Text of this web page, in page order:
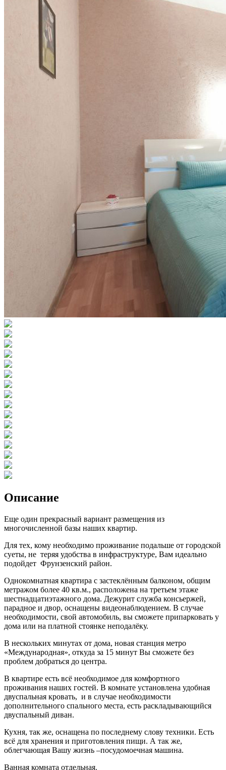
Описание
Еще один прекрасный вариант размещения из
многочисленной базы наших квартир.
Для тех, кому необходимо проживание подальше от городской
суеты, не теряя удобства в инфраструктуре, Вам идеально
подойдет Фрунзенский район.
Однокомнатная квартира с застеклённым балконом, общим
метражом более 40 кв.м., расположена на третьем этаже
шестнадцатиэтажного дома. Дежурит служба консьержей,
парадное и двор, оснащены видеонаблюдением. В случае
необходимости, свой автомобиль, вы сможете припарковать у
дома или на платной стоянке неподалёку.
В нескольких минутах от дома, новая станция метро
«Международная», откуда за 15 минут Вы сможете без
проблем добраться до центра.
В квартире есть всё необходимое для комфортного
проживания наших гостей. В комнате установлена удобная
двуспальная кровать, и в случае необходимости
дополнительного спального места, есть раскладывающийся
двуспальный диван.
Кухня, так же, оснащена по последнему слову техники. Есть
всё для хранения и приготовления пищи. А так же,
облегчающая Вашу жизнь –посудомоечная машина.
Ванная комната отдельная.